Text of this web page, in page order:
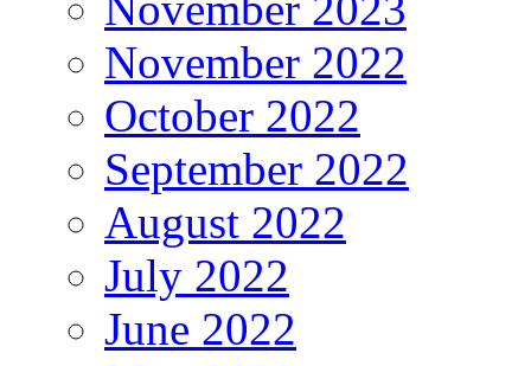
November 2022
October 2022
September 2022
August 2022
July 2022
June 2022